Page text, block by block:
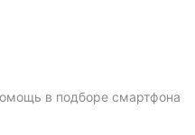
в подборе смартфона